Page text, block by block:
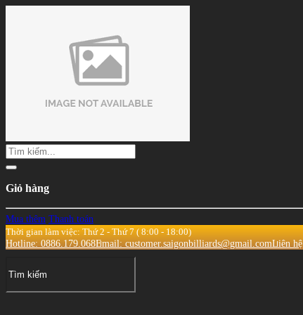
Giỏ hàng
Mua thêm Thanh toán
Thời gian làm việc: Thứ 2 - Thứ 7 ( 8:00 - 18:00)
Hotline: 0886.179.068Email: customer.saigonbilliards@gmail.comLiên hệ